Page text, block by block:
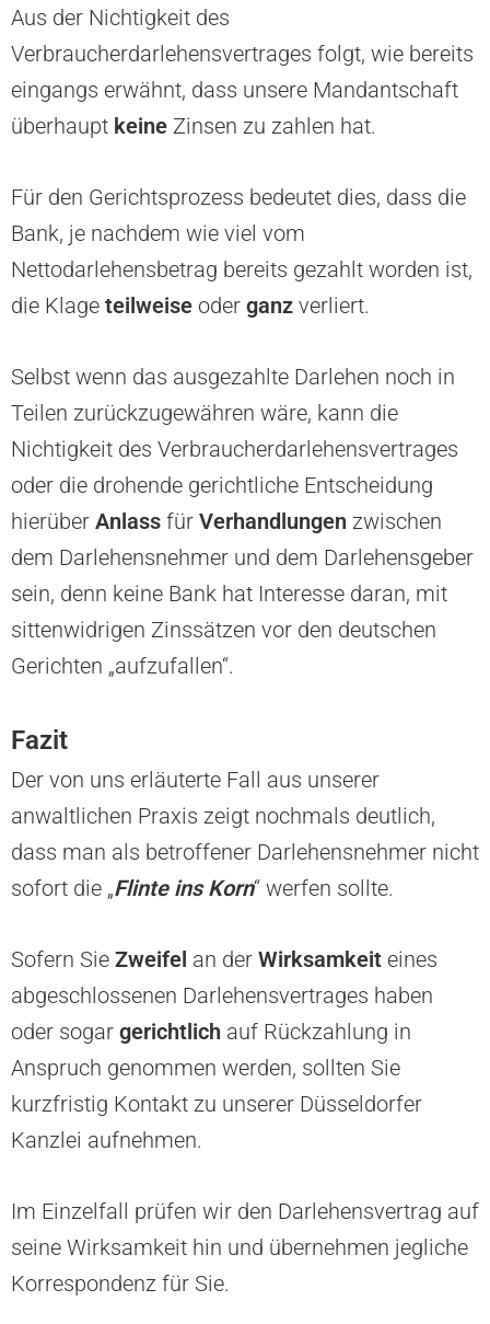
Aus der Nichtigkeit des
Verbraucherdarlehensvertrages folgt, wie bereits
eingangs erwähnt, dass unsere Mandantschaft
überhaupt keine Zinsen zu zahlen hat.
Für den Gerichtsprozess bedeutet dies, dass die
Bank, je nachdem wie viel vom
Nettodarlehensbetrag bereits gezahlt worden ist,
die Klage teilweise oder ganz verliert.
Selbst wenn das ausgezahlte Darlehen noch in
Teilen zurückzugewähren wäre, kann die
Nichtigkeit des Verbraucherdarlehensvertrages
oder die drohende gerichtliche Entscheidung
hierüber Anlass für Verhandlungen zwischen
dem Darlehensnehmer und dem Darlehensgeber
sein, denn keine Bank hat Interesse daran, mit
sittenwidrigen Zinssätzen vor den deutschen
Gerichten „aufzufallen“.
Fazit
Der von uns erläuterte Fall aus unserer
anwaltlichen Praxis zeigt nochmals deutlich,
dass man als betroffener Darlehensnehmer nicht
sofort die „Flinte ins Korn“ werfen sollte.
Sofern Sie Zweifel an der Wirksamkeit eines
abgeschlossenen Darlehensvertrages haben
oder sogar gerichtlich auf Rückzahlung in
Anspruch genommen werden, sollten Sie
kurzfristig Kontakt zu unserer Düsseldorfer
Kanzlei aufnehmen.
Im Einzelfall prüfen wir den Darlehensvertrag auf
seine Wirksamkeit hin und übernehmen jegliche
Korrespondenz für Sie.